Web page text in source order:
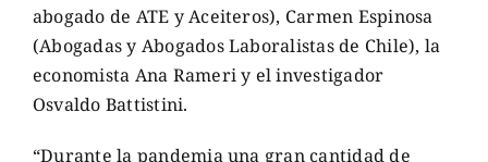
abogado de ATE y Aceiteros), Carmen Espinosa
(Abogadas y Abogados Laboralistas de Chile), la
economista Ana Rameri y el investigador
Osvaldo Battistini.
“Durante la pandemia una gran cantidad de